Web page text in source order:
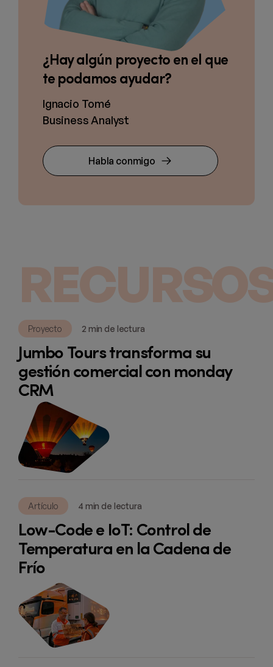
¿Hay algún proyecto en el que
te podamos ayudar?
Ignacio Tomé
Business Analyst
Habla conmigo
Proyecto 2 min de lectura
Jumbo Tours transforma su
gestión comercial con monday
CRM
Artículo 4 min de lectura
Low-Code e IoT: Control de
Temperatura en la Cadena de
Frío